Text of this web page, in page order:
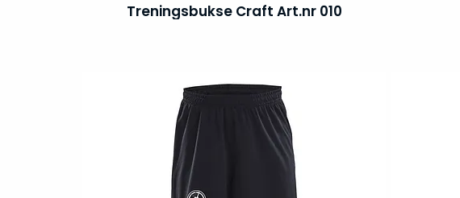
Treningsbukse Craft Art.nr 010